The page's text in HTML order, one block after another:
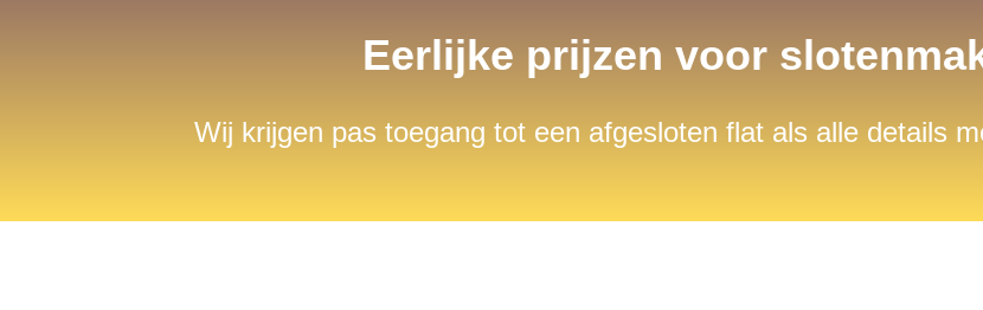
Eerlijke prijzen voor
Wij krijgen pas toegang tot een afgesloten flat als alle details